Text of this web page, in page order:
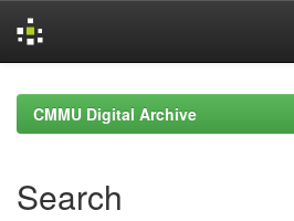
navigationCMMU Digital Archive
Search